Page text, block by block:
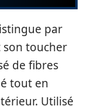
par
son toucher
de fibres
tout en
Utilisé